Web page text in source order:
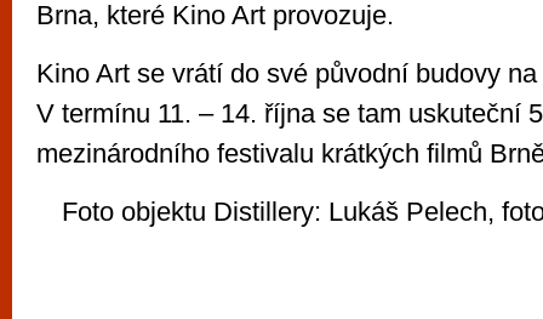
Brna, které Kino Art provozuje.
Kino Art se vrátí do své původní budovy
V termínu 11. – 14. října se tam uskuteční
mezinárodního festivalu krátkých filmů
Foto objektu Distillery: Lukáš Pelech,